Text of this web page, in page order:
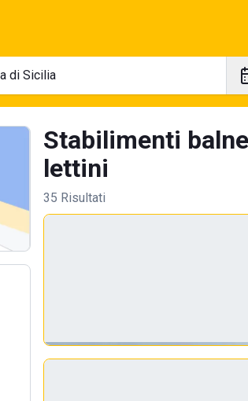
Stabilimenti
lettini
35 Risultati